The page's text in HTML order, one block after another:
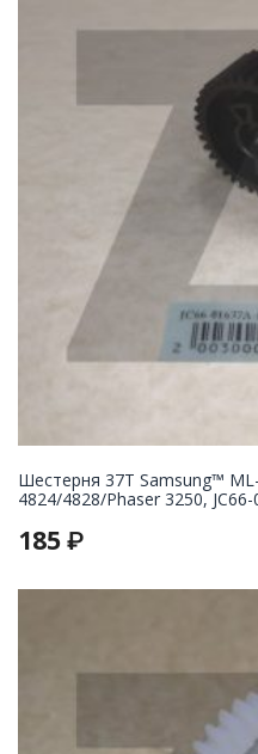
Шестерня 37T Samsung™
4824/4828/Phaser 3250,
185 ₽